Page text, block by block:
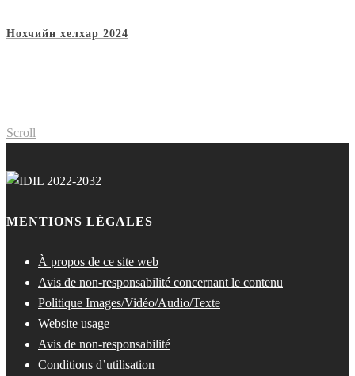
Нохчийн хелхар 2024
Scroll
MENTIONS LÉGALES
À propos de ce site web
Avis de non-responsabilité concernant le contenu
Politique Images/Vidéo/Audio/Texte
Website usage
Avis de non-responsabilité
Conditions d’utilisation